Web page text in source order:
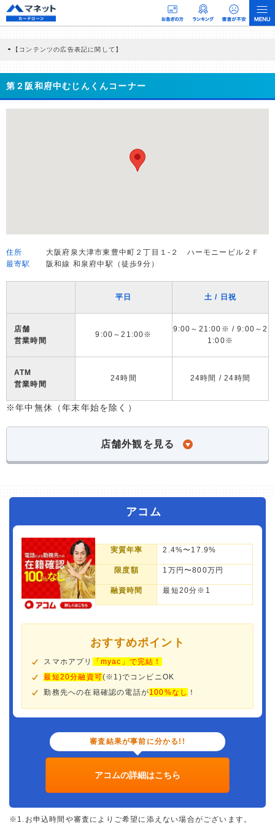
【コンテンツの広告表記に関して】
商品を根拠なくPRするものではなく、当編集部の調査／ユーザーへの口コミ収集な
どに基づき、公平性を担保した情報提供を行っています。
>提携企業一覧
第２阪和府中むじんくんコーナー
住所
大阪府泉大津市東豊中町２丁目１-２ ハーモニービル２Ｆ
最寄駅
阪和線 和泉府中駅（徒歩9分）
平日 土 / 日祝
店舗
営業時間
9:00～21:00※
9:00～21:00※ / 9:00～2
1:00※
ATM
営業時間
24時間 24時間 / 24時間
※年中無休（年末年始を除く）
店舗外観を見る
アコム
実質年率 2.4%〜17.9%
限度額 1万円〜800万円
融資時間 最短20分※1
おすすめポイント
スマホアプリ
「myac」で完結！
最短20分融資可(※1)でコンビニOK
勤務先への在籍確認の電話が100%なし ！
審査結果が事前に分かる!!
アコムの詳細はこちら
※1.お申込時間や審査によりご希望に添えない場合がございます。